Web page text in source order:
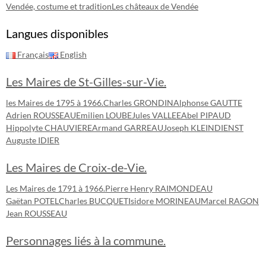
Vendée, costume et traditionLes châteaux de Vendée
Langues disponibles
Français English
Les Maires de St-Gilles-sur-Vie.
les Maires de 1795 à 1966.Charles GRONDINAlphonse GAUTTE
Adrien ROUSSEAUEmilien LOUBEJules VALLEEAbel PIPAUD
Hippolyte CHAUVIEREArmand GARREAUJoseph KLEINDIENST
Auguste IDIER
Les Maires de Croix-de-Vie.
Les Maires de 1791 à 1966.Pierre Henry RAIMONDEAU
Gaëtan POTEL Charles BUCQUETIsidore MORINEAUMarcel RAGON
Jean ROUSSEAU
Personnages liés à la commune.